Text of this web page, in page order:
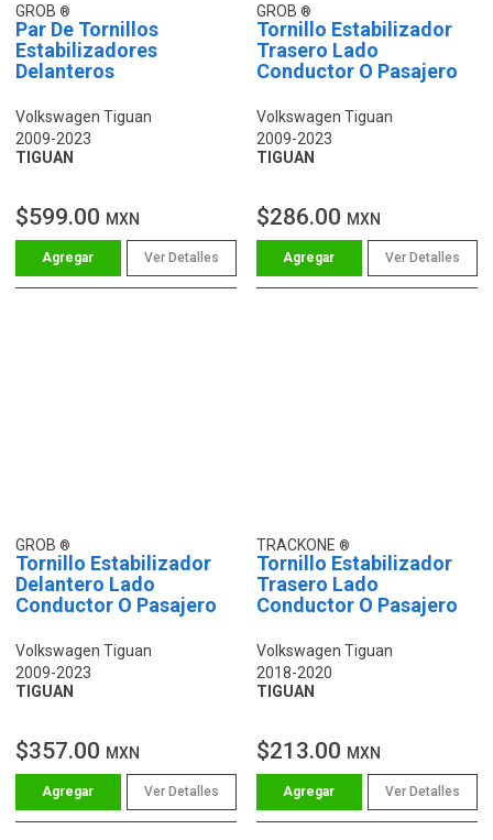
GROB
Par De Tornillos
Estabilizadores
Delanteros
Volkswagen Tiguan
2009-2023
TIGUAN
$599.00 MXN
Ver Detalles
GROB
Tornillo Estabilizador
Trasero Lado
Conductor O Pasajero
Volkswagen Tiguan
2009-2023
TIGUAN
$286.00 MXN
Ver Detalles
GROB
Tornillo Estabilizador
Delantero Lado
Conductor O Pasajero
Volkswagen Tiguan
2009-2023
TIGUAN
$357.00 MXN
Ver Detalles
TRACKONE
Tornillo Estabilizador
Trasero Lado
Conductor O Pasajero
Volkswagen Tiguan
2018-2020
TIGUAN
$213.00 MXN
Ver Detalles